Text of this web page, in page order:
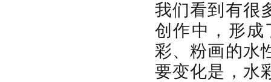
我们看到有很
创作中，形成
彩、粉画的水
要变化是，水